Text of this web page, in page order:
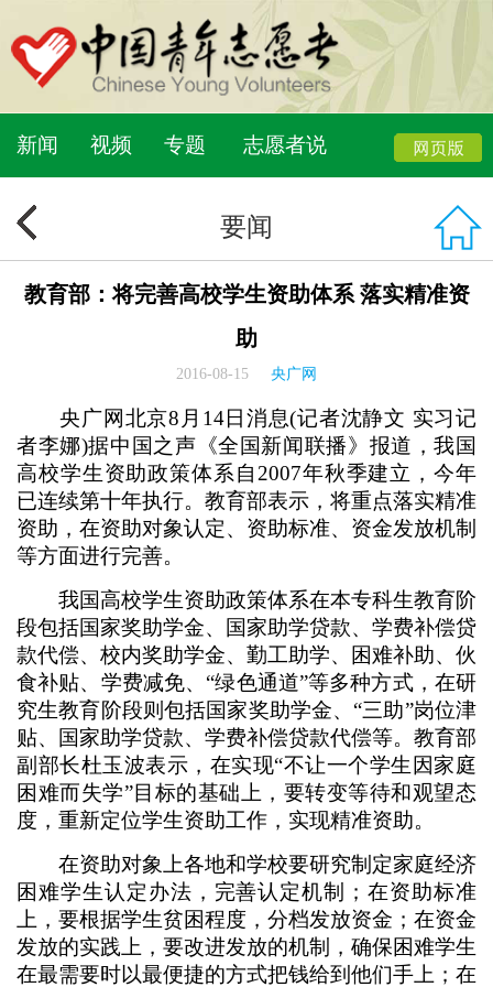
新闻 视频 专题 志愿者说
要闻
教育部：将完善高校学生资助体系 落实精准资
助
2016-08-15 央广网
央广网北京8月14日消息(记者沈静文 实习记
者李娜)据中国之声《全国新闻联播》报道，我国
高校学生资助政策体系自2007年秋季建立，今年
已连续第十年执行。教育部表示，将重点落实精准
资助，在资助对象认定、资助标准、资金发放机制
等方面进行完善。
我国高校学生资助政策体系在本专科生教育阶
段包括国家奖助学金、国家助学贷款、学费补偿贷
款代偿、校内奖助学金、勤工助学、困难补助、伙
食补贴、学费减免、“绿色通道”等多种方式，在研
究生教育阶段则包括国家奖助学金、“三助”岗位津
贴、国家助学贷款、学费补偿贷款代偿等。教育部
副部长杜玉波表示，在实现“不让一个学生因家庭
困难而失学”目标的基础上，要转变等待和观望态
度，重新定位学生资助工作，实现精准资助。
在资助对象上各地和学校要研究制定家庭经济
困难学生认定办法，完善认定机制；在资助标准
上，要根据学生贫困程度，分档发放资金；在资金
发放的实践上，要改进发放的机制，确保困难学生
在最需要时以最便捷的方式把钱给到他们手上；在